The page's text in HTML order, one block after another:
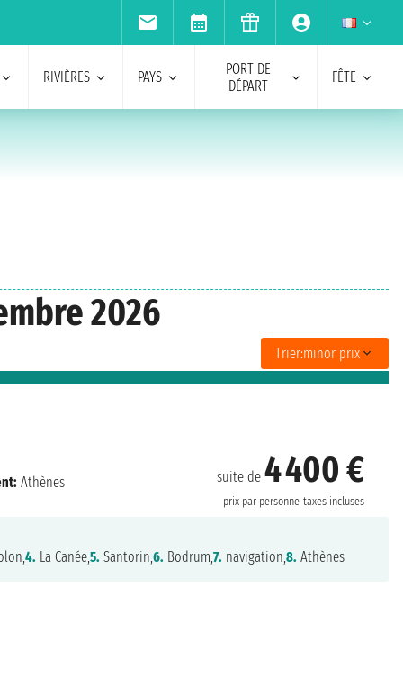
RIVIÈRES PAYS
PORT DE
DÉPART
FÊTE
2026
Trier:minor prix
suite de 4 400 €
prix par personne taxes incluses
Athènes
4. La Canée,5. Santorin,6. Bodrum,7. navigation,8. Athènes